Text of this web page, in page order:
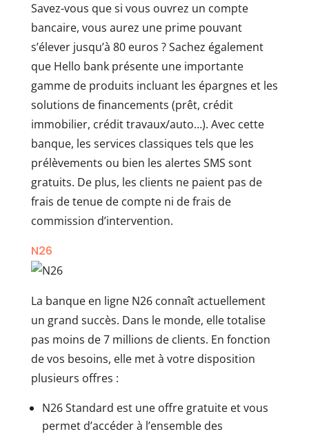
Savez-vous que si vous ouvrez un compte
bancaire, vous aurez une prime pouvant
s’élever jusqu’à 80 euros ? Sachez également
que Hello bank présente une importante
gamme de produits incluant les épargnes et les
solutions de financements (prêt, crédit
immobilier, crédit travaux/auto…). Avec cette
banque, les services classiques tels que les
prélèvements ou bien les alertes SMS sont
gratuits. De plus, les clients ne paient pas de
frais de tenue de compte ni de frais de
commission d’intervention.
N26
La banque en ligne N26 connaît actuellement
un grand succès. Dans le monde, elle totalise
pas moins de 7 millions de clients. En fonction
de vos besoins, elle met à votre disposition
plusieurs offres :
N26 Standard est une offre gratuite et vous
permet d’accéder à l’ensemble des